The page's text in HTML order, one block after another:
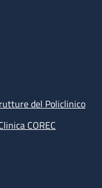
del Policlinico
COREC